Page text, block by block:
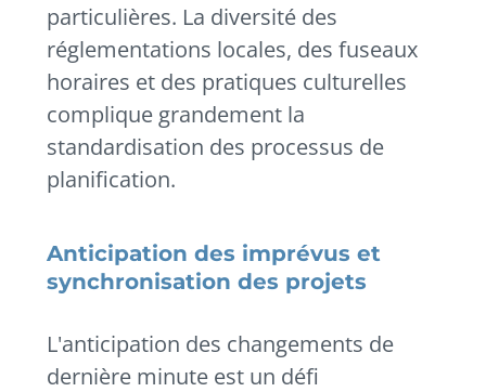
particulières. La diversité des
réglementations locales, des fuseaux
horaires et des pratiques culturelles
complique grandement la
standardisation des processus de
planification.
Anticipation des imprévus et
synchronisation des projets
L'anticipation des changements de
dernière minute est un défi